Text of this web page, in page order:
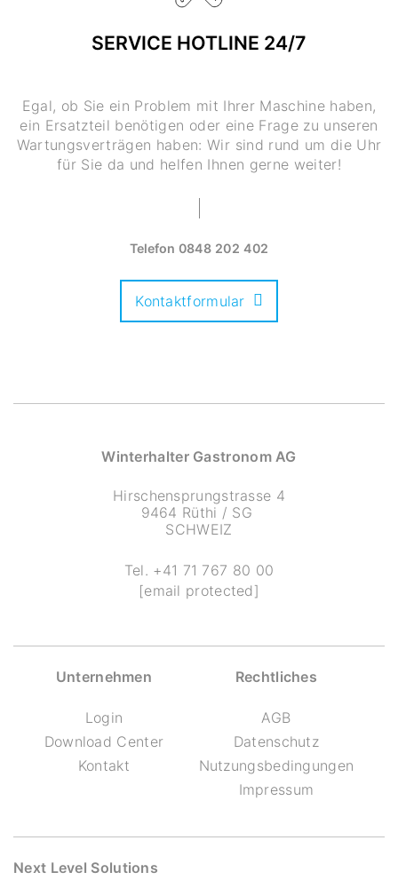
SERVICE HOTLINE 24/7
Egal, ob Sie ein Problem mit Ihrer Maschine haben,
ein Ersatzteil benötigen oder eine Frage zu unseren
Wartungsverträgen haben: Wir sind rund um die Uhr
für Sie da und helfen Ihnen gerne weiter!
Telefon 0848 202 402
Kontaktformular
Winterhalter Gastronom AG
Hirschensprungstrasse 4
9464 Rüthi / SG
SCHWEIZ
Tel. +41 71 767 80 00
[email protected]
Unternehmen
Login
Download Center
Kontakt
Rechtliches
AGB
Datenschutz
Nutzungsbedingungen
Impressum
Next Level Solutions